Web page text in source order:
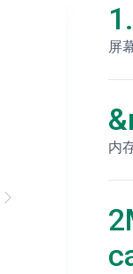
屏
内